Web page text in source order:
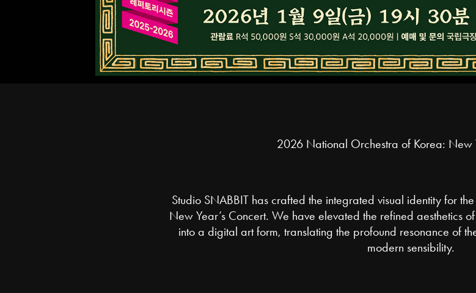
2026 National Orchestra of Korea: New
Studio SNABBIT has crafted the integrated visual identity for
New Year’s Concert. We have elevated the refined aesthetics
into a digital art form, translating the profound resonance of
modern sensibility.